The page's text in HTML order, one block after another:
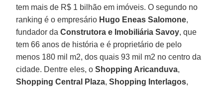
tem mais de R$ 1 bilhão em imóveis. O segundo no
ranking é o empresário Hugo Eneas Salomone,
fundador daConstrutora e Imobiliária Savoy, que
tem 66 anos de história e é proprietário de pelo
menos 180 mil m2, dos quais 93 mil m2 no centro da
cidade. Dentre eles, oShopping Aricanduva,
Shopping Central Plaza,Shopping Interlagos,